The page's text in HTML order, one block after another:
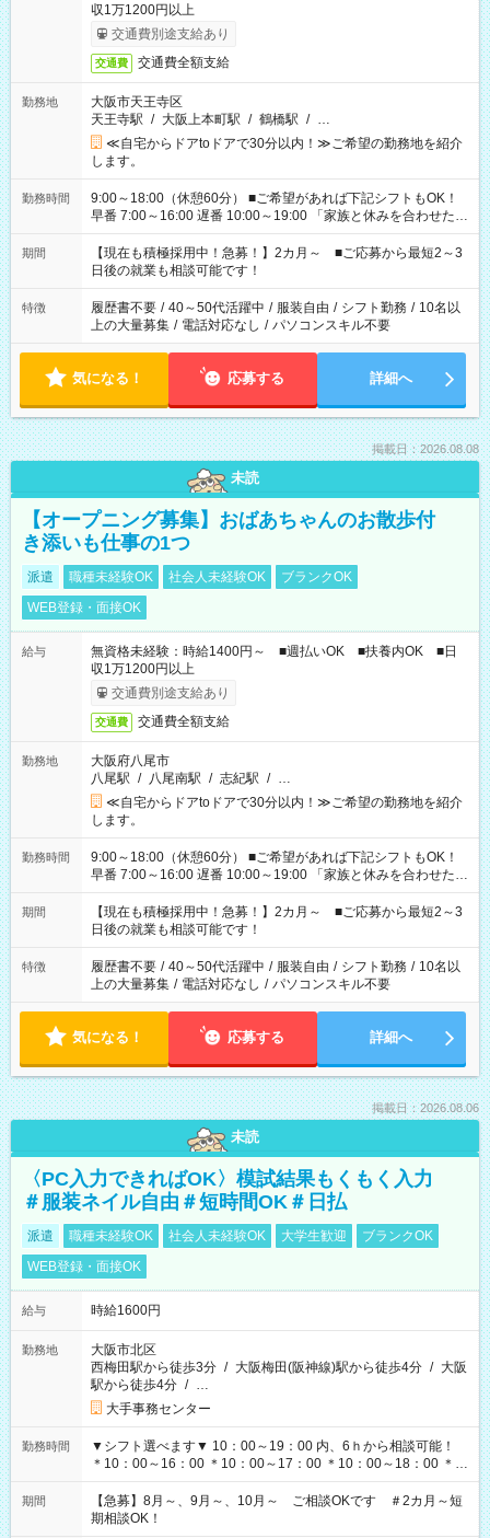
収1万1200円以上
交通費別途支給あり
交通費 交通費全額支給
勤務地
大阪市天王寺区
天王寺駅 / 大阪上本町駅 / 鶴橋駅 / …
≪自宅からドアtoドアで30分以内！≫ご希望の勤務地を紹介
します。
勤務時間
9:00～18:00（休憩60分） ■ご希望があれば下記シフトもOK！
早番 7:00～16:00 遅番 10:00～19:00 「家族と休みを合わせた
い」 「余裕を持って夕飯の準備がしたい」 「できれば残業はし
たくない」 など、ご希望を教えてくださいね。 ※Wワーク希望
の方へ 今ご覧のお仕事で希望する勤務時間と、もう1つのお仕事
の勤務時間。 合計で週40時間を超える場合は応募できません。
期間
【現在も積極採用中！急募！】2カ月～ ■ご応募から最短2～3
日後の就業も相談可能です！
特徴 履歴書不要 / 40～50代活躍中 / 服装自由 / シフト勤務 / 10名以
上の大量募集 / 電話対応なし / パソコンスキル不要
気になる！ 応募する 詳細へ
掲載日：2026.08.08
未読
【オープニング募集】おばあちゃんのお散歩付
き添いも仕事の1つ
派遣 職種未経験OK 社会人未経験OK
ブランクOK
WEB登録・面接OK
給与
無資格未経験：時給1400円～ ■週払いOK ■扶養内OK ■日
収1万1200円以上
交通費別途支給あり
交通費 交通費全額支給
勤務地
大阪府八尾市
八尾駅 / 八尾南駅 / 志紀駅 / …
≪自宅からドアtoドアで30分以内！≫ご希望の勤務地を紹介
します。
勤務時間
9:00～18:00（休憩60分） ■ご希望があれば下記シフトもOK！
早番 7:00～16:00 遅番 10:00～19:00 「家族と休みを合わせた
い」 「余裕を持って夕飯の準備がしたい」 「できれば残業はし
たくない」 など、ご希望を教えてくださいね。 ※Wワーク希望
の方へ 今ご覧のお仕事で希望する勤務時間と、もう1つのお仕事
の勤務時間。 合計で週40時間を超える場合は応募できません。
期間
【現在も積極採用中！急募！】2カ月～ ■ご応募から最短2～3
日後の就業も相談可能です！
特徴 履歴書不要 / 40～50代活躍中 / 服装自由 / シフト勤務 / 10名以
上の大量募集 / 電話対応なし / パソコンスキル不要
気になる！ 応募する 詳細へ
掲載日：2026.08.06
未読
〈PC入力できればOK〉模試結果もくもく入力
＃服装ネイル自由＃短時間OK＃日払
派遣 職種未経験OK 社会人未経験OK 大学生歓迎
ブランクOK
WEB登録・面接OK
給与 時給1600円
勤務地
大阪市北区
西梅田駅から徒歩3分 / 大阪梅田(阪神線)駅から徒歩4分 / 大阪
駅から徒歩4分 / …
大手事務センター
勤務時間
▼シフト選べます▼ 10：00～19：00 内、6ｈから相談可能！
＊10：00～16：00 ＊10：00～17：00 ＊10：00～18：00 ＊
11：00～19：00 ＊12：00～19：00 ＊13：00～19：00
期間
【急募】8月～、9月～、10月～ ご相談OKです ＃2カ月～短
期相談OK！